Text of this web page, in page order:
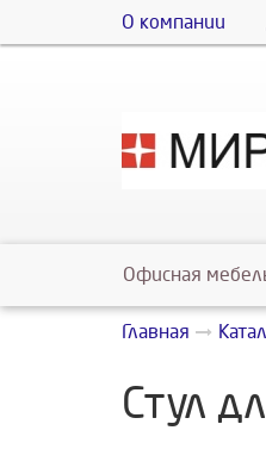
О компании
Офисная
Главная
Стул